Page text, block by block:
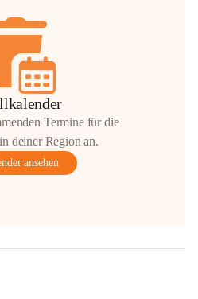
Termine für die
deiner Region an.
ansehen